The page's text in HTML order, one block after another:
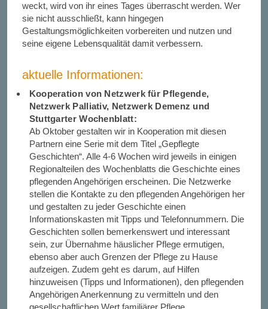
weckt, wird von ihr eines Tages überrascht werden. Wer
sie nicht ausschließt, kann hingegen
Gestaltungsmöglichkeiten vorbereiten und nutzen und
seine eigene Lebensqualität damit verbessern.
aktuelle Informationen:
Kooperation von Netzwerk für Pflegende,
Netzwerk Palliativ, Netzwerk Demenz und
Stuttgarter Wochenblatt:
Ab Oktober gestalten wir in Kooperation mit diesen
Partnern eine Serie mit dem Titel „Gepflegte
Geschichten“. Alle 4-6 Wochen wird jeweils in einigen
Regionalteilen des Wochenblatts die Geschichte eines
pflegenden Angehörigen erscheinen. Die Netzwerke
stellen die Kontakte zu den pflegenden Angehörigen her
und gestalten zu jeder Geschichte einen
Informationskasten mit Tipps und Telefonnummern. Die
Geschichten sollen bemerkenswert und interessant
sein, zur Übernahme häuslicher Pflege ermutigen,
ebenso aber auch Grenzen der Pflege zu Hause
aufzeigen. Zudem geht es darum, auf Hilfen
hinzuweisen (Tipps und Informationen), den pflegenden
Angehörigen Anerkennung zu vermitteln und den